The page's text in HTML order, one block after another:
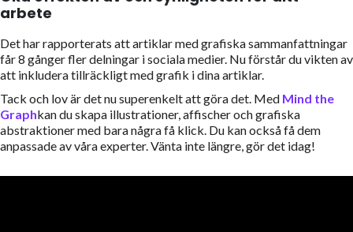
arbete
Det har rapporterats att artiklar med grafiska sammanfattningar
får 8 gånger fler delningar i sociala medier. Nu förstår du vikten av
att inkludera tillräckligt med grafik i dina artiklar.
Tack och lov är det nu superenkelt att göra det. Med Mind the
Graphkan du skapa illustrationer, affischer och grafiska
abstraktioner med bara några få klick. Du kan också få dem
anpassade av våra experter. Vänta inte längre, gör det idag!